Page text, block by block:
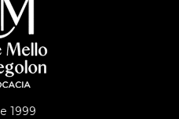
1999